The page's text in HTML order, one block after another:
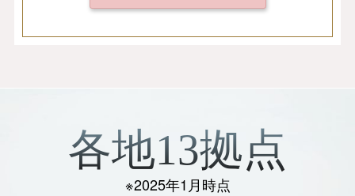
各地13拠点
※2025年1月時点